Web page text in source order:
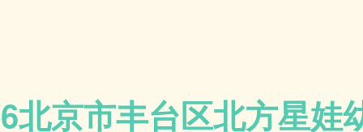
北京市丰台区北方星娃